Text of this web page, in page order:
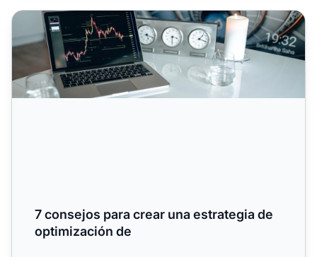
7 consejos para crear una estrategia de optimización de
7 consejos para crear una estrategia de
optimización de